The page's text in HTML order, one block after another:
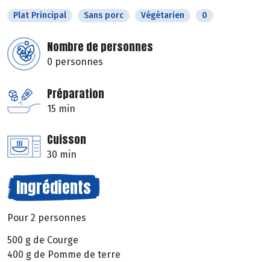
Plat Principal Sans porc Végétarien 0
Nombre de personnes
0 personnes
Préparation
15 min
Cuisson
30 min
Ingrédients
Pour 2 personnes
500 g de Courge
400 g de Pomme de terre